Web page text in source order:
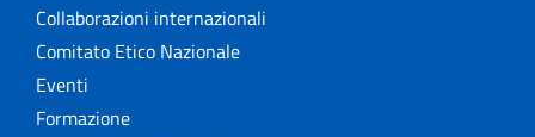
Collaborazioni internazionali
Comitato Etico Nazionale
Eventi
Formazione